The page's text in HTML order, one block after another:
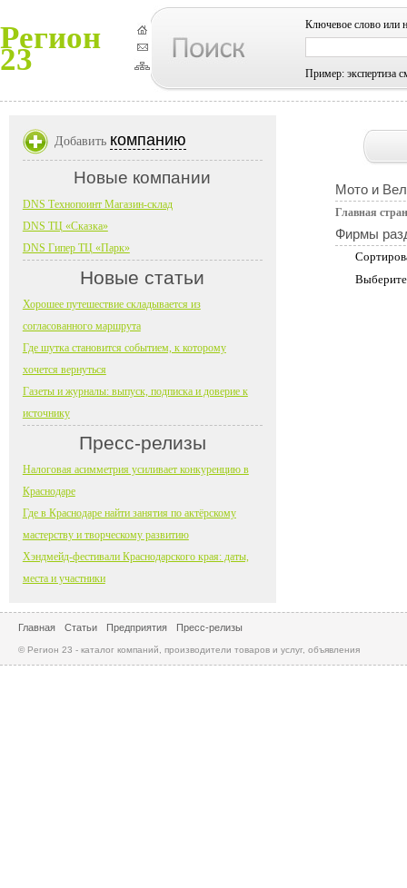
Регион
23
Ключевое слово или
Пример: экспертиза
Мото и
Главная
Фирмы
Добавить компанию
Новые компании
DNS Технопоинт Магазин-склад
DNS ТЦ «Сказка»
DNS Гипер ТЦ «Парк»
Новые статьи
Хорошее путешествие складывается из
согласованного маршрута
Где шутка становится событием, к которому
хочется вернуться
Газеты и журналы: выпуск, подписка и доверие к
источнику
Пресс-релизы
Налоговая асимметрия усиливает конкуренцию в
Краснодаре
Где в Краснодаре найти занятия по актёрскому
мастерству и творческому развитию
Хэндмейд-фестивали Краснодарского края: даты,
места и участники
Главная Статьи Предприятия Пресс-релизы
© Регион 23 - каталог компаний, производители товаров и услуг, объявления